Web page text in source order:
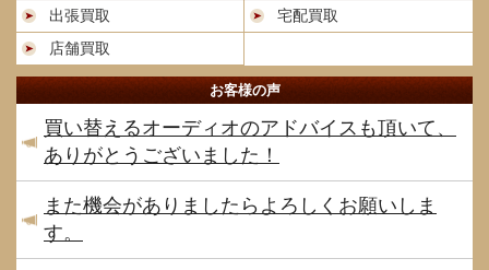
出張買取
宅配買取
店舗買取
お客様の声
買い替えるオーディオのアドバイスも頂いて、
ありがとうございました！
また機会がありましたらよろしくお願いしま
す。